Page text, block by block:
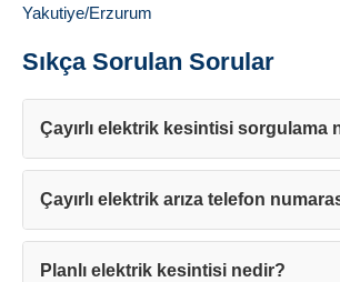
Yakutiye/Erzurum
Sıkça Sorulan Sorular
Çayırlı elektrik kesintisi sorgulama
Çayırlı elektrik arıza telefon
Planlı elektrik kesintisi nedir?